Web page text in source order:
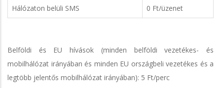
Hálózaton belüli SMS 0 Ft/üzenet
Belföldi és EU hívások (minden belföldi vezetékes- és
mobilhálózat irányában és minden EU országbeli vezetékes és a
legtöbb jelentős mobilhálózat irányában): 5 Ft/perc